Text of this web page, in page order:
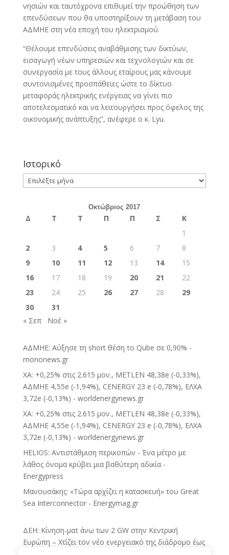
νησιών και ταυτόχρονα επιθυμεί την προώθηση των
επενδύσεων που θα υποστηρίξουν τη μετάβαση του
ΑΔΜΗΕ στη νέα εποχή του ηλεκτρισμού.
“Θέλουμε επενδύσεις αναβάθμισης των δικτύων,
εισαγωγή νέων υπηρεσιών και τεχνολογιών και σε
συνεργασία με τους άλλους εταίρους μας κάνουμε
συντονισμένες προσπάθειες ώστε το δίκτυο
μεταφοράς ηλεκτρικής ενέργειας να γίνει πιο
αποτελεσματικό και να λειτουργήσει προς όφελος της
οικονομικής ανάπτυξης”, ανέφερε ο κ. Lyu.
Ιστορικό
Ιστορικό
Οκτώβριος 2017
Δ Τ Τ Π Π Σ
Κ
1
2
3 4 5 6 7
8
9
10 11 12 13 14
15
16
17 18 19 20 21
22
23
24 25 26 27 28
29
30
31
« Σεπ
Νοέ »
ΑΔΜΗΕ: Αύξησε τη short θέση το Qube σε 0,90% -
mononews.gr
ΧΑ: +0,25% στις 2.615 μον., METLEN 48,38e (-0,33%),
ΑΔΜΗΕ 4,55e (-1,94%), CENERGY 23 e (-0,78%), ΕΛΧΑ
3,72e (-0,13%) - worldenergynews.gr
ΧΑ: +0,25% στις 2.615 μον., METLEN 48,38e (-0,33%),
ΑΔΜΗΕ 4,55e (-1,94%), CENERGY 23 e (-0,78%), ΕΛΧΑ
3,72e (-0,13%) - worldenergynews.gr
HELIOS: Αντιστάθμιση περικοπών - Ένα μέτρο με
λάθος όνομα κρύβει μια βαθύτερη αδικία -
Energypress
Μανουσάκης: «Τώρα αρχίζει η κατασκευή» του Great
Sea Interconnector - Energymag.gr
ΔΕΗ: Κίνηση-ματ άνω των 2 GW στην Κεντρική
Ευρώπη – Χτίζει τον νέο ενεργειακό της διάδρομο έως